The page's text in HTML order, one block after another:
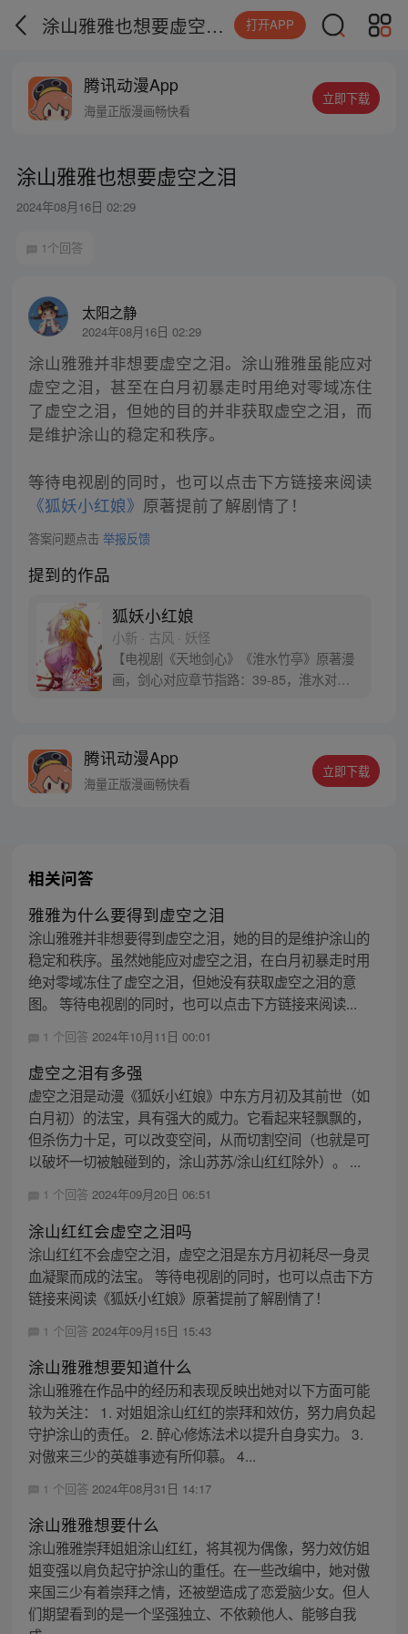
涂山雅雅也想要虚空之泪 打开APP
腾讯动漫App
海量正版漫画畅快看
立即下载
涂山雅雅也想要虚空之泪
2024年08月16日 02:29
1个回答
太阳之静
2024年08月16日 02:29
涂山雅雅并非想要虚空之泪。涂山雅雅虽能应对
虚空之泪，甚至在白月初暴走时用绝对零域冻住
了虚空之泪，但她的目的并非获取虚空之泪，而
是维护涂山的稳定和秩序。
等待电视剧的同时，也可以点击下方链接来阅读
《狐妖小红娘》 原著提前了解剧情了！
答案问题点击 举报反馈
提到的作品
狐妖小红娘
小新 · 古风 · 妖怪
【电视剧《天地剑心》《淮水竹亭》原著漫
画，剑心对应章节指路：39-85，淮水对应
腾讯动漫App
海量正版漫画畅快看
立即下载
相关问答
雅雅为什么要得到虚空之泪
涂山雅雅并非想要得到虚空之泪，她的目的是维护涂山的
稳定和秩序。虽然她能应对虚空之泪，在白月初暴走时用
绝对零域冻住了虚空之泪，但她没有获取虚空之泪的意
图。 等待电视剧的同时，也可以点击下方链接来阅读...
1 个回答 2024年10月11日 00:01
虚空之泪有多强
虚空之泪是动漫《狐妖小红娘》中东方月初及其前世（如
白月初）的法宝，具有强大的威力。它看起来轻飘飘的，
但杀伤力十足，可以改变空间，从而切割空间（也就是可
以破坏一切被触碰到的，涂山苏苏/涂山红红除外）。 ...
1 个回答 2024年09月20日 06:51
涂山红红会虚空之泪吗
涂山红红不会虚空之泪，虚空之泪是东方月初耗尽一身灵
血凝聚而成的法宝。 等待电视剧的同时，也可以点击下方
链接来阅读《狐妖小红娘》原著提前了解剧情了！
1 个回答 2024年09月15日 15:43
涂山雅雅想要知道什么
涂山雅雅在作品中的经历和表现反映出她对以下方面可能
较为关注： 1. 对姐姐涂山红红的崇拜和效仿，努力肩负起
守护涂山的责任。 2. 醉心修炼法术以提升自身实力。 3.
对傲来三少的英雄事迹有所仰慕。 4...
1 个回答 2024年08月31日 14:17
涂山雅雅想要什么
涂山雅雅崇拜姐姐涂山红红，将其视为偶像，努力效仿姐
姐变强以肩负起守护涂山的重任。在一些改编中，她对傲
来国三少有着崇拜之情，还被塑造成了恋爱脑少女。但人
们期望看到的是一个坚强独立、不依赖他人、能够自我